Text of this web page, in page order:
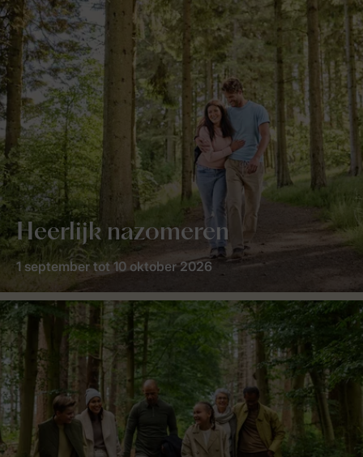
Heerlijk nazomeren
1 september tot 10 oktober 2026